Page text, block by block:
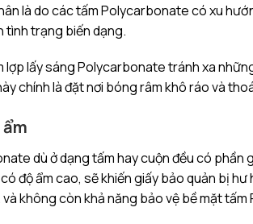
là do các tấm Polycarbonate có xu
tình trạng biến dạng.
lợp lấy sáng Polycarbonate tránh xa
chính là đặt nơi bóng râm khô ráo và
dù ở dạng tấm hay cuộn đều có phần
độ ẩm cao, sẽ khiến giấy bảo quản bị
không còn khả năng bảo vệ bề mặt